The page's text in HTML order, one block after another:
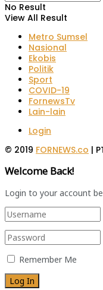
No Result
View All Result
Metro Sumsel
Nasional
Ekobis
Politik
Sport
COVID-19
FornewsTv
Lain-lain
Login
© 2019 FORNEWS.co |
Welcome Back!
Login to your account
Remember Me